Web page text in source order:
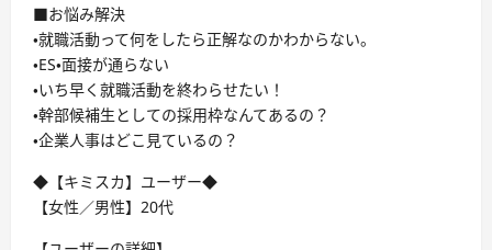
■お悩み解決
・就職活動って何をしたら正解なのかわからない。
・ES・面接が通らない
・いち早く就職活動を終わらせたい！
・幹部候補生としての採用枠なんてあるの？
・企業人事はどこ見ているの？
◆【キミスカ】ユーザー◆
【女性／男性】20代